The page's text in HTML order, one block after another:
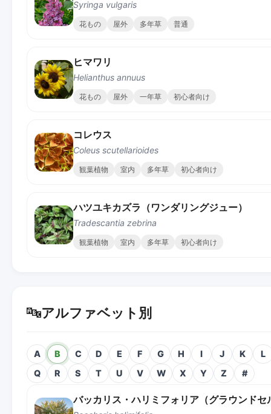
Syringa vulgaris
花もの 屋外 多年草 普通
ヒマワリ
Helianthus annuus
花もの 屋外 一年草 初心者向け
コレウス
Coleus scutellarioides
観葉植物 室内 多年草 初心者向け
ハツユキカズラ（ワンダリングジュー）
Tradescantia zebrina
観葉植物 室内 多年草 初心者向け
🔤アルファベット別
A B C D E F G H I J K
L
Q
R S T U V W X Y Z #
バッカリス・ハリミフォリア（グラウンドセ